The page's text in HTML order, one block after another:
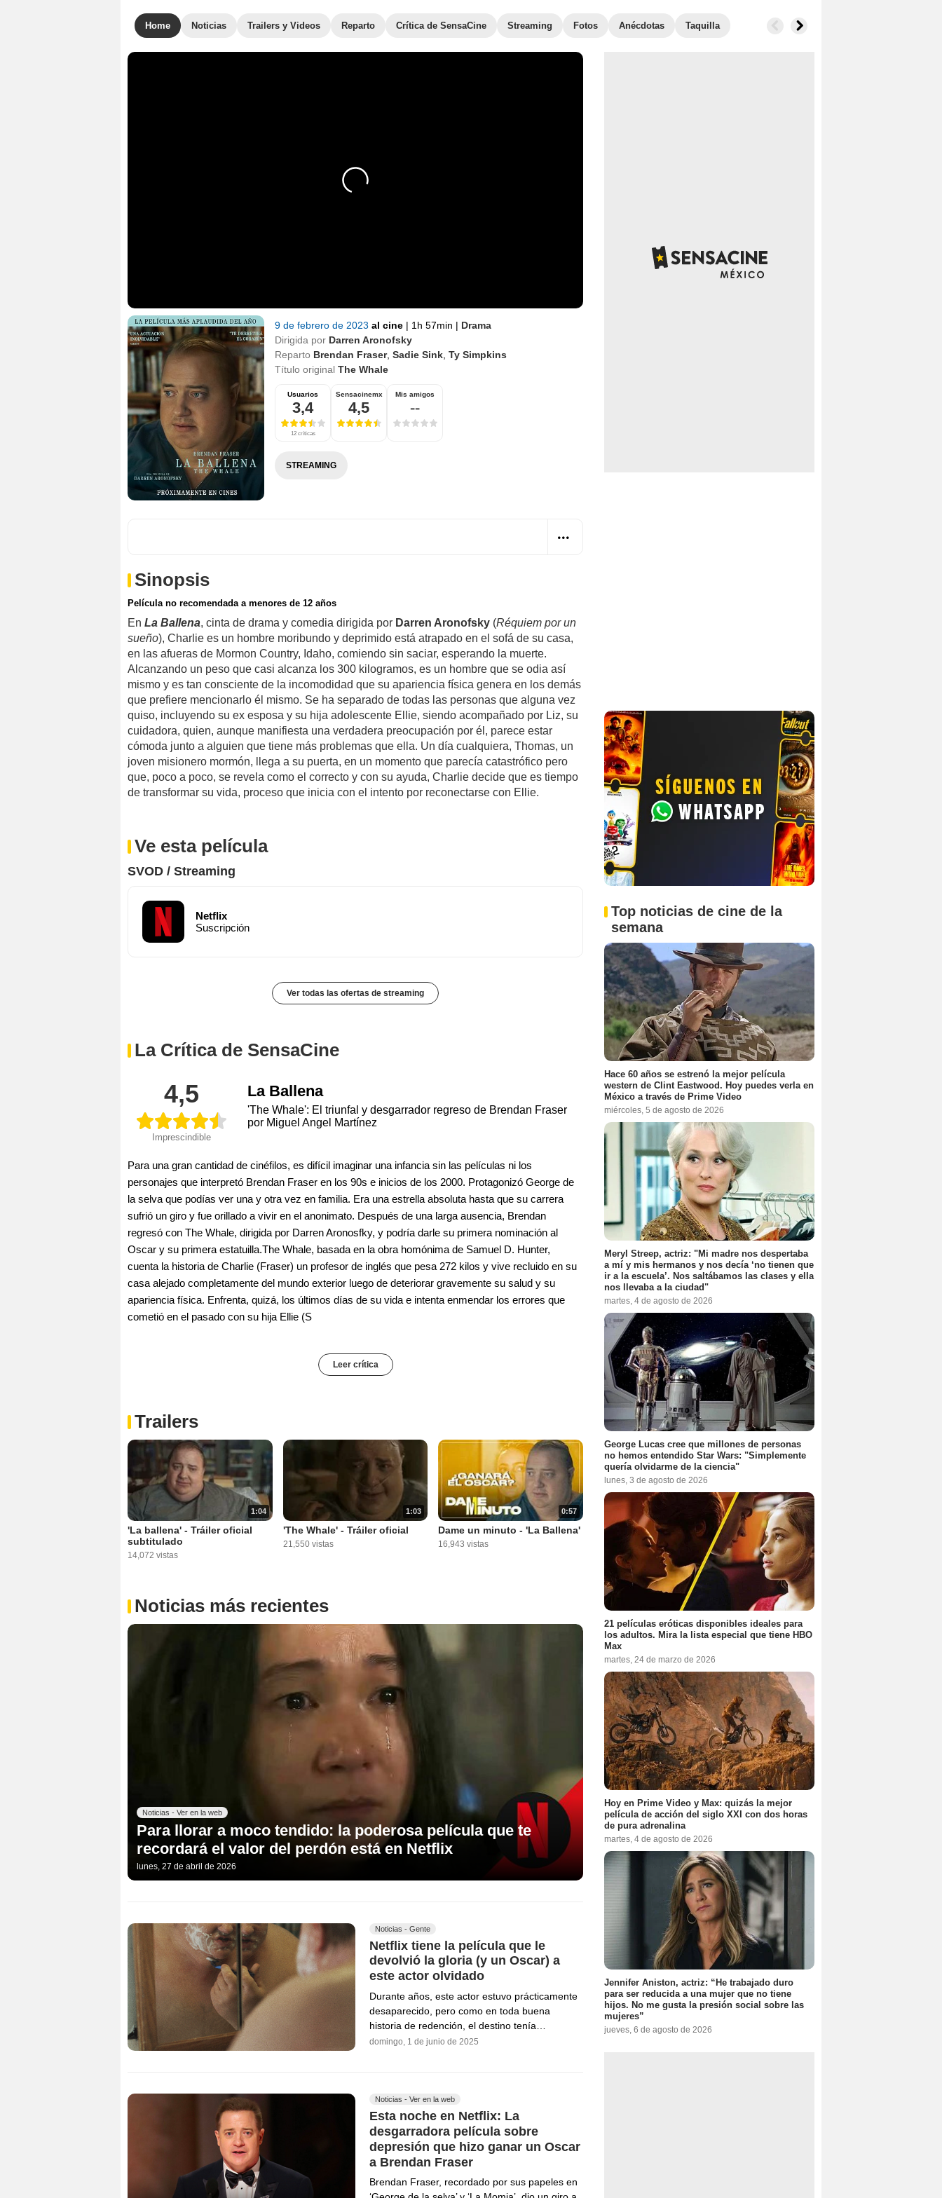
Home Noticias Trailers y Videos Reparto Crítica de SensaCine Streaming Fotos Anécdotas Taquilla
9 de febrero de 2023 al cine | 1h 57min | Drama
Dirigida por Darren Aronofsky
Reparto Brendan Fraser, Sadie Sink Ty Simpkins
Título original The Whale
Usuarios
3,4
12 críticas
Sensacinemx
4,5
Mis amigos
--
STREAMING
Sinopsis
Película no recomendada a menores de 12 años
En La Ballena, cinta de drama y comedia dirigida por Darren Aronofsky (Réquiem por un
sueño), Charlie es un hombre moribundo y deprimido está atrapado en el sofá de su casa,
en las afueras de Mormon Country, Idaho, comiendo sin saciar, esperando la muerte.
Alcanzando un peso que casi alcanza los 300 kilogramos, es un hombre que se odia así
mismo y es tan consciente de la incomodidad que su apariencia física genera en los demás
que prefiere mencionarlo él mismo. Se ha separado de todas las personas que alguna vez
quiso, incluyendo su ex esposa y su hija adolescente Ellie, siendo acompañado por Liz, su
cuidadora, quien, aunque manifiesta una verdadera preocupación por él, parece estar
cómoda junto a alguien que tiene más problemas que ella. Un día cualquiera, Thomas, un
joven misionero mormón, llega a su puerta, en un momento que parecía catastrófico pero
que, poco a poco, se revela como el correcto y con su ayuda, Charlie decide que es tiempo
de transformar su vida, proceso que inicia con el intento por reconectarse con Ellie.
Ve esta película
SVOD / Streaming
Netflix
Suscripción
Ver todas las ofertas de streaming
La Crítica de SensaCine
4,5
Imprescindible
La Ballena
'The Whale': El triunfal y desgarrador regreso de Brendan Fraser
por Miguel Angel Martínez
Para una gran cantidad de cinéfilos, es difícil imaginar una infancia sin las películas ni los
personajes que interpretó Brendan Fraser en los 90s e inicios de los 2000. Protagonizó George de
la selva que podías ver una y otra vez en familia. Era una estrella absoluta hasta que su carrera
sufrió un giro y fue orillado a vivir en el anonimato. Después de una larga ausencia, Brendan
regresó con The Whale, dirigida por Darren Aronosfky, y podría darle su primera nominación al
Oscar y su primera estatuilla.The Whale, basada en la obra homónima de Samuel D. Hunter,
cuenta la historia de Charlie (Fraser) un profesor de inglés que pesa 272 kilos y vive recluido en su
casa alejado completamente del mundo exterior luego de deteriorar gravemente su salud y su
apariencia física. Enfrenta, quizá, los últimos días de su vida e intenta enmendar los errores que
cometió en el pasado con su hija Ellie (S
Leer crítica
Trailers
1:04
'La ballena' - Tráiler oficial
subtitulado
14,072 vistas
1:03
'The Whale' - Tráiler oficial
21,550 vistas
0:57
Dame un minuto - 'La Ballena'
16,943 vistas
Noticias más recientes
Noticias - Ver en la web
Para llorar a moco tendido: la poderosa película que te
recordará el valor del perdón está en Netflix
lunes, 27 de abril de 2026
Noticias - Gente
Netflix tiene la película que le
devolvió la gloria (y un Oscar) a
este actor olvidado
Durante años, este actor estuvo prácticamente
desaparecido, pero como en toda buena
historia de redención, el destino tenía…
domingo, 1 de junio de 2025
Noticias - Ver en la web
Esta noche en Netflix: La
desgarradora película sobre
depresión que hizo ganar un Oscar
a Brendan Fraser
Brendan Fraser, recordado por sus papeles en
Top noticias de cine de la
semana
Hace 60 años se estrenó la mejor película
western de Clint Eastwood. Hoy puedes verla en
México a través de Prime Video
miércoles, 5 de agosto de 2026
Meryl Streep, actriz: "Mi madre nos despertaba
a mí y mis hermanos y nos decía ‘no tienen que
ir a la escuela’. Nos saltábamos las clases y ella
nos llevaba a la ciudad"
martes, 4 de agosto de 2026
George Lucas cree que millones de personas
no hemos entendido Star Wars: "Simplemente
quería olvidarme de la ciencia"
lunes, 3 de agosto de 2026
21 películas eróticas disponibles ideales para
los adultos. Mira la lista especial que tiene HBO
Max
martes, 24 de marzo de 2026
Hoy en Prime Video y Max: quizás la mejor
película de acción del siglo XXI con dos horas
de pura adrenalina
martes, 4 de agosto de 2026
Jennifer Aniston, actriz: “He trabajado duro
para ser reducida a una mujer que no tiene
hijos. No me gusta la presión social sobre las
mujeres”
jueves, 6 de agosto de 2026